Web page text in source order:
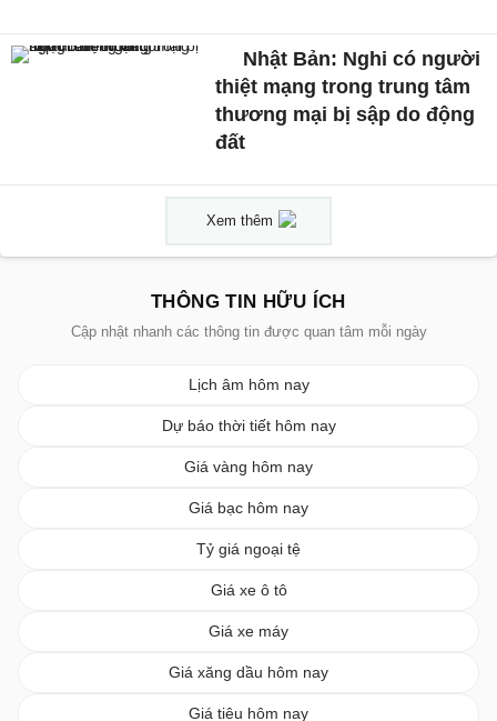
Nhật Bản: Nghi có người
thiệt mạng trong trung tâm
thương mại bị sập do động
đất
Xem thêm
THÔNG TIN HỮU ÍCH
Cập nhật nhanh các thông tin được quan tâm mỗi ngày
Lịch âm hôm nay
Dự báo thời tiết hôm nay
Giá vàng hôm nay
Giá bạc hôm nay
Tỷ giá ngoại tệ
Giá xe ô tô
Giá xe máy
Giá xăng dầu hôm nay
Giá tiêu hôm nay